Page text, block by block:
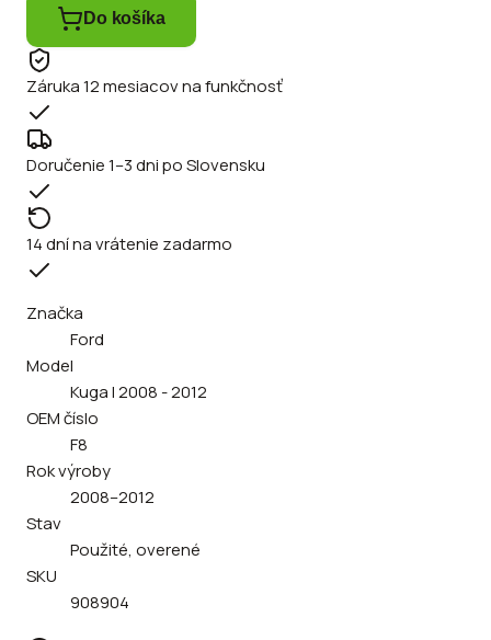
Do košíka
Záruka 12 mesiacov na funkčnosť
Doručenie 1–3 dni po Slovensku
14 dní na vrátenie zadarmo
Značka
Ford
Model
Kuga I 2008 - 2012
OEM číslo
F8
Rok výroby
2008–2012
Stav
Použité, overené
SKU
908904